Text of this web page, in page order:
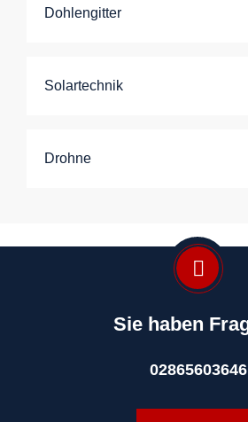
Dohlengitter
Solartechnik
Drohne
Sie haben
02865603646